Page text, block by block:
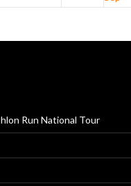
Run National Tour